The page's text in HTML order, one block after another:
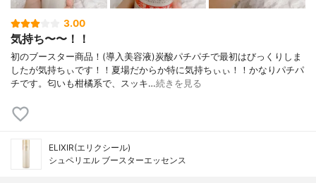
3.00
気持ち〜〜！！
初のブースター商品！(導入美容液)炭酸パチパチで最初はびっくりしま
したが気持ちぃです！！夏場だからか特に気持ちぃぃ！！かなりパチパ
チです。匂いも柑橘系で、スッキ…続きを見る
ELIXIR(エリクシール)
シュペリエル ブースターエッセンス